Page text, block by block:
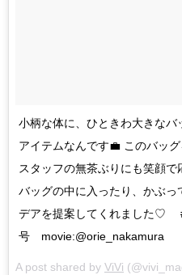
小柄な体に、ひときわ大きな
アイテムなんです💼 このバッ
スタッフの無茶ぶりにも笑顔で
バッグの中に入ったり、かぶ
デアを提案してくれました♡
号 movie:@orie_nakamura
A post shared by ViVi